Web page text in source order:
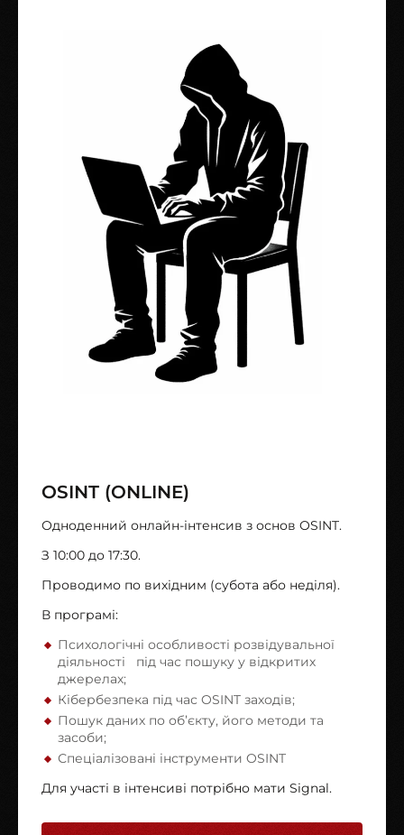
OSINT (ONLINE)
Одноденний онлайн-інтенсив з основ OSINT.
З 10:00 до 17:30.
Проводимо по вихідним (субота або неділя).
В програмі:
Психологічні особливості розвідувальної
діяльності під час пошуку у відкритих
джерелах;
Кібербезпека під час OSINT заходів;
Пошук даних по об’єкту, його методи та
засоби;
Спеціалізовані інструменти OSINT
Для участі в інтенсиві потрібно мати Signal.